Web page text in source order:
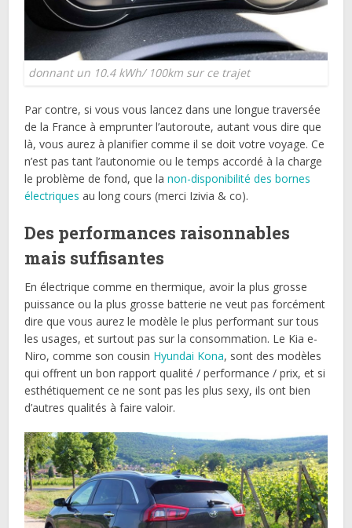
donnant un 10.4 kWh/ 100km sur ce trajet
Par contre, si vous vous lancez dans une longue traversée
de la France à emprunter l’autoroute, autant vous dire que
là, vous aurez à planifier comme il se doit votre voyage. Ce
n’est pas tant l’autonomie ou le temps accordé à la charge
le problème de fond, que lanon-disponibilité des bornes
électriques au long cours (merci Izivia & co).
Des performances raisonnables
mais suffisantes
En électrique comme en thermique, avoir la plus grosse
puissance ou la plus grosse batterie ne veut pas forcément
dire que vous aurez le modèle le plus performant sur tous
les usages, et surtout pas sur la consommation. Le Kia e-
Niro, comme son cousin Hyundai Kona, sont des modèles
qui offrent un bon rapport qualité / performance / prix, et si
esthétiquement ce ne sont pas les plus sexy, ils ont bien
d’autres qualités à faire valoir.